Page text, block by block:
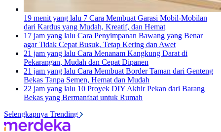
19 menit yang lalu 7 Cara Membuat Garasi Mobil-Mobilan
dari Kardus yang Mudah, Kreatif, dan Hemat
17 jam yang lalu Cara Penyimpanan Bawang yang Benar
agar Tidak Cepat Busuk, Tetap Kering dan Awet
21 jam yang lalu Cara Menanam Kangkung Darat di
Pekarangan, Mudah dan Cepat Dipanen
21 jam yang lalu Cara Membuat Border Taman dari Genteng
Bekas Tanpa Semen, Hemat dan Mudah
22 jam yang lalu 10 Proyek DIY Akhir Pekan dari Barang
Bekas yang Bermanfaat untuk Rumah
Selengkapnya Trending